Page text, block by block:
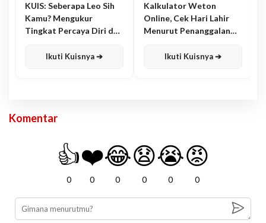
KUIS: Seberapa Leo Sih
Kamu? Mengukur
Tingkat Percaya Diri dan
Ikuti Kuisnya ➔
Kalkulator Weton
Online, Cek Hari Lahir
Menurut Penanggalan
Ikuti Kuisnya ➔
Komentar
👍
0
❤️
0
😂
0
😧
0
😭
0
😡
0